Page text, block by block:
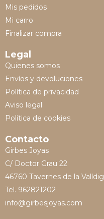
Mis pedidos
Mi carro
Finalizar compra
Legal
Quienes somos
Envíos y devoluciones
Política de privacidad
Aviso legal
Política de cookies
Contacto
Girbes Joyas
C/ Doctor Grau 22
46760 Tavernes de la
Tel. 962821202
info@girbesjoyas.com